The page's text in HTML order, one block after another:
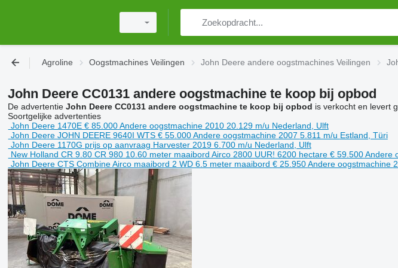
Agroline Oogstmachines Veilingen John Deere andere oogstmachines Veilingen
John Deere CC0131 andere oogstmachine te koop bij opbod
De advertentie John Deere CC0131 andere oogstmachine te koop bij opbod is verkocht en levert
Soortgelijke advertenties
John Deere 1470E € 85.000 Andere oogstmachine 2010 20.129 m/u Nederland, Ulft
John Deere JOHN DEERE 9640I WTS € 55.000 Andere oogstmachine 2007 5.811 m/u Estland, Türi
John Deere 1170G prijs op aanvraag Harvester 2019 6.700 m/u Nederland, Ulft
New Holland CR 9.80 CR 980 10.60 meter maaibord Airco 2800 UUR! 6200 hectare € 59.500 Andere
John Deere CTS Combine Airco maaibord 2 WD 6.5 meter maaibord € 25.950 Andere oogstmachine